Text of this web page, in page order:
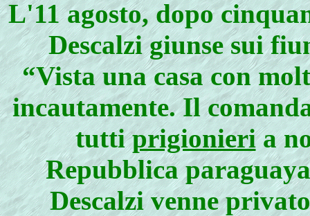
L'11 agosto, dopo
De­scalzi giunse sui
“Vista una casa con
incautamente. Il
tuttiprigionieria
Repubblica
Descalzi venne